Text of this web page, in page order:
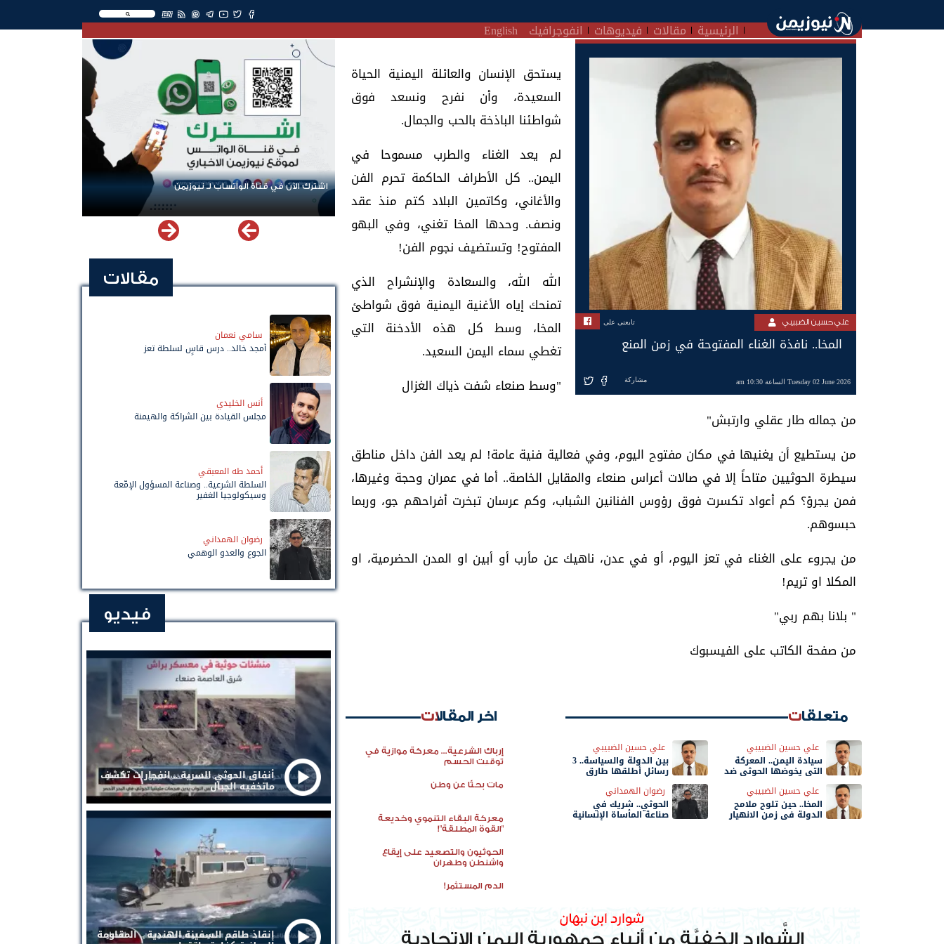
EN
الرئيسية مقالات فيديوهات انفوجرافيك English
علي حسين الضبيبي تابعنى على
المخا.. نافذة الغناء المفتوحة في زمن المنع
Tuesday 02 June 2026 الساعة 10:30 am مشاركة
يستحق الإنسان والعائلة اليمنية الحياة
السعيدة، وأن نفرح ونسعد فوق
شواطئنا الباذخة بالحب والجمال.
لم يعد الغناء والطرب مسموحا في
اليمن.. كل الأطراف الحاكمة تحرم الفن
والأغاني، وكاتمين البلاد كتم منذ عقد
ونصف. وحدها المخا تغني، وفي البهو
المفتوح! وتستضيف نجوم الفن!
الله الله، والسعادة والإنشراح الذي
تمنحك إياه الأغنية اليمنية فوق شواطئ
المخا، وسط كل هذه الأدخنة التي
تغطي سماء اليمن السعيد.
"وسط صنعاء شفت ذياك الغزال
من جماله طار عقلي وارتبش"
من يستطيع أن يغنيها في مكان مفتوح اليوم، وفي فعالية فنية عامة! لم يعد الفن داخل مناطق
سيطرة الحوثيين متاحاً إلا في صالات أعراس صنعاء والمقايل الخاصة.. أما في عمران وحجة وغيرها،
فمن يجرؤ؟ كم أعواد تكسرت فوق رؤوس الفنانين الشباب، وكم عرسان تبخرت أفراحهم جو، وربما
حبسوهم.
من يجروء على الغناء في تعز اليوم، أو في عدن، ناهيك عن مأرب أو أبين او المدن الحضرمية، او
المكلا او تريم!
" بلانا بهم ربي"
من صفحة الكاتب على الفيسبوك
متعلقات
علي حسين الضبيبي
سيادة اليمن.. المعركة
التي يخوضها الحوثي ضد
علي حسين الضبيبي
بين الدولة والسياسة.. 3
رسائل أطلقها طارق
خلال أيام
علي حسين الضبيبي
المخا.. حين تلوح ملامح
الدولة في زمن الانهيار
رضوان الهمداني
الحوثي.. شريك في
صناعة المأساة الإنسانية
اخر المقالات
إرباك الشرعية... معركة موازية في
توقيت الحسم
مات بحثًا عن وطن
معركة البقاء التنموي وخديعة
"القوة المطلقة"!
الحوثيون والتصعيد على إيقاع
واشنطن وطهران
الدم المستثمر!
اشترك الآن في قناة الواتساب لـ نيوزيمن
مقالات
سامي نعمان
أمجد خالد.. درس قاسٍ لسلطة تعز
أنس الخليدي
مجلس القيادة بين الشراكة والهيمنة
أحمد طه المعبقي
السلطة الشرعية.. وصناعة المسؤول الإمّعة
وسيكولوجيا الغفير
رضوان الهمداني
الجوع والعدو الوهمي
فيديو
أنفاق الحوثي السرية .. انفجارات تكشف
ماتخفيه الجبال
إنقاذ طاقم السفينة الهندية .. المقاومة